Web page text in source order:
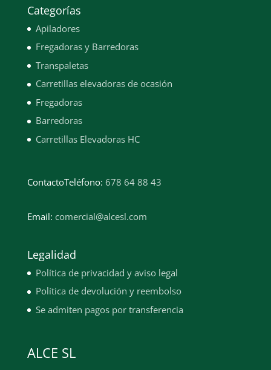
Categorías
Apiladores
Fregadoras y Barredoras
Transpaletas
Carretillas elevadoras de ocasión
Fregadoras
Barredoras
Carretillas Elevadoras HC
ContactoTeléfono: 678 64 88 43
Email: comercial@alcesl.com
Legalidad
Política de privacidad y aviso legal
Política de devolución y reembolso
Se admiten pagos por transferencia
ALCE SL